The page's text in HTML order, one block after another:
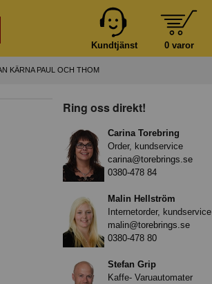
0 varor
Kundtjänst
KÄRNA PAUL OCH THOM
Ring oss direkt!
Carina Torebring
Order, kundservice
carina@torebrings.se
0380-478 84
Malin Hellström
Internetorder, kundservice
malin@torebrings.se
0380-478 80
Stefan Grip
Kaffe- Varuautomater